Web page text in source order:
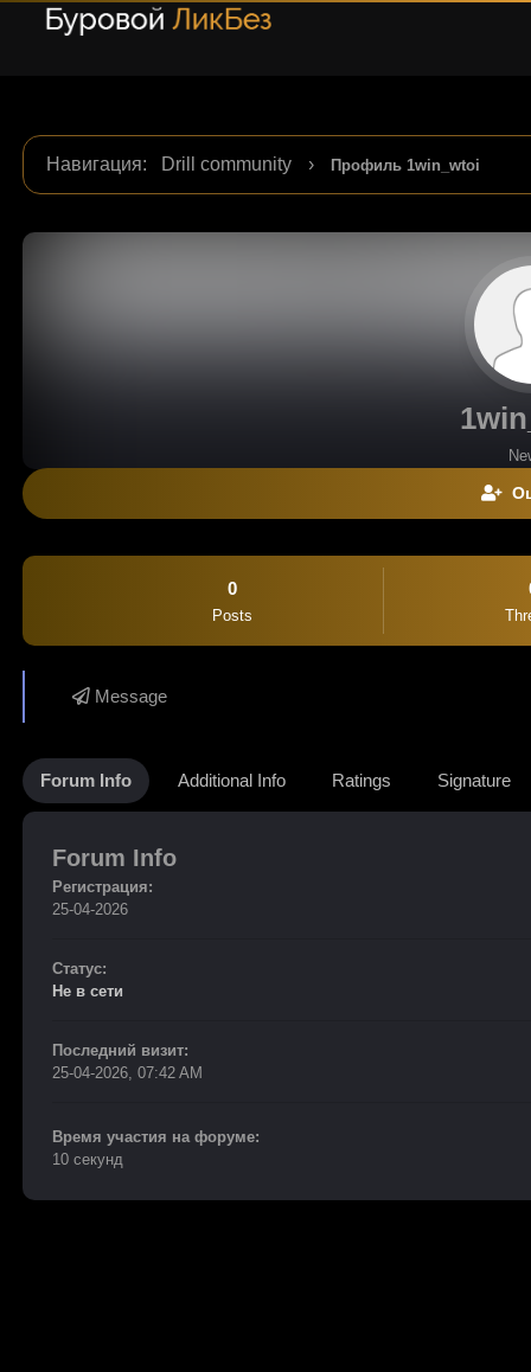
Навигация: Drill community › Профиль 1win_wtoi
0
Posts
Message
Forum Info Additional Info Ratings Signature
Forum Info
Регистрация:
25-04-2026
Статус:
Не в сети
Последний визит:
25-04-2026, 07:42 AM
Время участия на форуме:
10 секунд